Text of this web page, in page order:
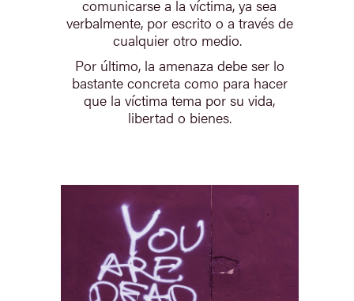
comunicarse a la víctima, ya sea
verbalmente, por escrito o a través de
cualquier otro medio.
Por último, la amenaza debe ser lo
bastante concreta como para hacer
que la víctima tema por su vida,
libertad o bienes.